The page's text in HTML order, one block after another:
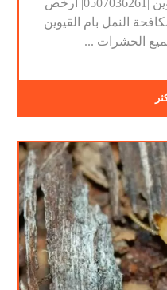
النمل بام القيوين
الحشرات ...